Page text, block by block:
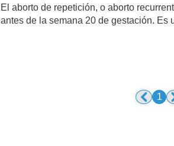
El aborto de repetición, o aborto
antes de la semana 20 de gestación. Es
1